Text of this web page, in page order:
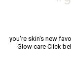
you're skin's new
Glow careClick